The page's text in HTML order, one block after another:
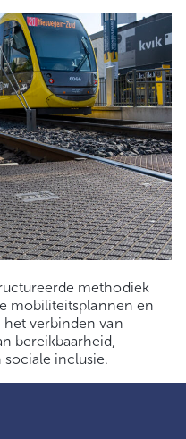
methodiek
mobiliteitsplannen en
verbinden van
bereikbaarheid,
sociale inclusie.